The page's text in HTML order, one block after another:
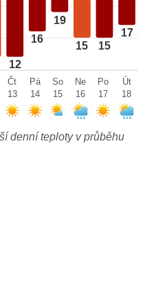
12
16
19
15 15
17
Čt
13
Pá
14
So
15
Ne
16
Po
17
Út
18
denní teploty v průběhu